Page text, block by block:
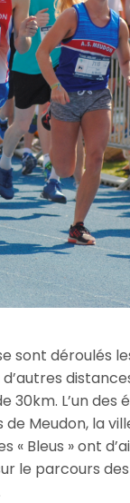
sont déroulés
L’un
Meudon, la
« Bleus » ont
le parcours